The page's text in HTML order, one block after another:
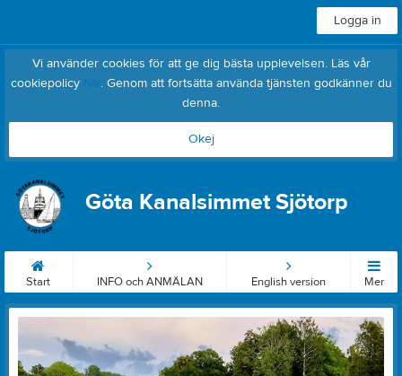
Logga in
Vi använder cookies för att ge dig bästa upplevelsen. Läs vår
cookiepolicy här. Genom att fortsätta använda tjänsten godkänner du
denna.
Okej
Göta Kanalsimmet Sjötorp
Start INFO och ANMÄLAN English version Mer